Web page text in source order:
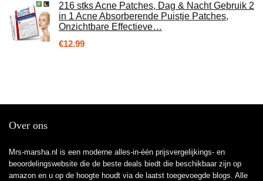
216 stks Acne Patches, Dag & Nacht Gebruik 2
in 1 Acne Absorberende Puistje Patches,
Onzichtbare Effectieve…
€12.99
Over ons
Mrs-marsha.nl is een moderne alles-in-één prijsvergelijkings- en
beoordelingswebsite die de beste deals biedt die beschikbaar zijn op
amazon en u op de hoogte houdt via de laatst toegevoegde blogs. Alle